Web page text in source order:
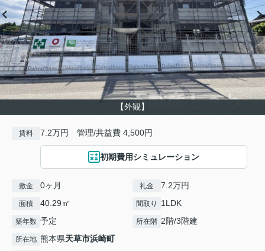
【外観】
賃料 7.2万円 管理/共益費 4,500円
初期費用シミュレーション
敷金 0ヶ月 礼金 7.2万円
面積 40.29㎡ 間取り 1LDK
築年数 予定 所在階 2階/3階建
所在地 熊本県天草市浜崎町